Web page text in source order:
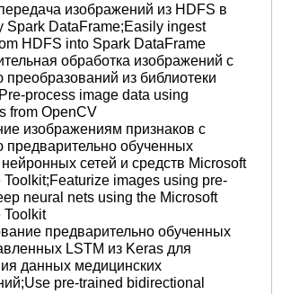
изображений из HDFS в
Spark DataFrame;Easily ingest
HDFS into Spark DataFrame
обработка изображений с
из библиотеки
process image data using
from OpenCV
изображениям признаков с
обученных
нейронных сетей и средств Microsoft
images using pre-
neural nets using the Microsoft
Toolkit
предварительно обученных
LSTM из Keras для
данных медицинских
pre-trained bidirectional